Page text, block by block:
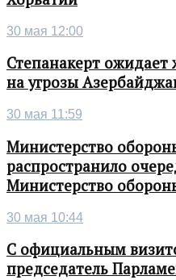
30 мая 12:00
Степанакерт ожидает
на угрозы
30 мая 11:59
Министерство
распространило
Министерство
30 мая 10:44
С официальным
председатель